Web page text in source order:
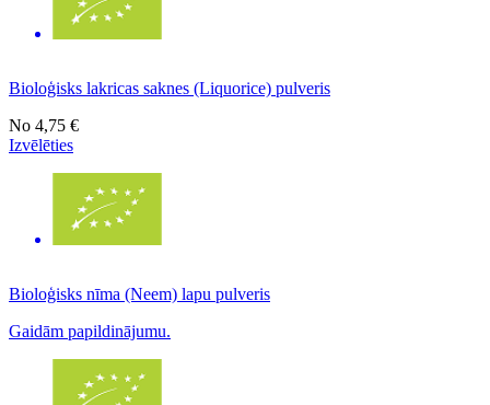
Bioloģisks lakricas saknes (Liquorice) pulveris
No 4,75 €
Izvēlēties
Bioloģisks nīma (Neem) lapu pulveris
Gaidām papildinājumu.